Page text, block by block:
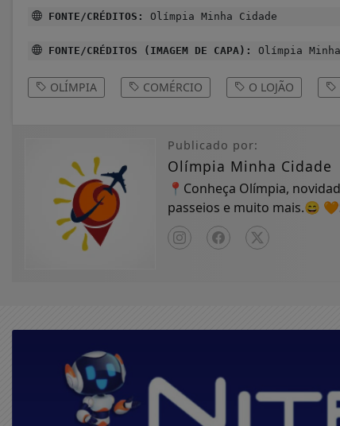
FONTE/CRÉDITOS: Olímpia Minha Cidade
FONTE/CRÉDITOS (IMAGEM DE CAPA): Olímpia
OLÍMPIA COMÉRCIO O LOJÃO
Publicado por:
Olímpia Minha Cidade
📍Conheça Olímpia,
passeios e muito mais.😄